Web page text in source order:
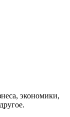
экономики,